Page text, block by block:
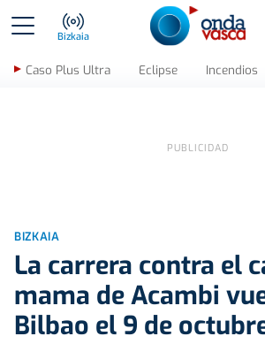
Bizkaia
Caso Plus Ultra Eclipse Incendios
BIZKAIA
La carrera contra el
mama de Acambi
Bilbao el 9 de